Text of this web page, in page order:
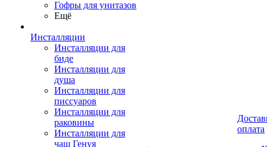
Гофры для унитазов
Ещё
Инсталляции
Инсталляции для
биде
Инсталляции для
душа
Инсталляции для
писсуаров
Инсталляции для
раковины
Инсталляции для
чаш Генуя
оплата